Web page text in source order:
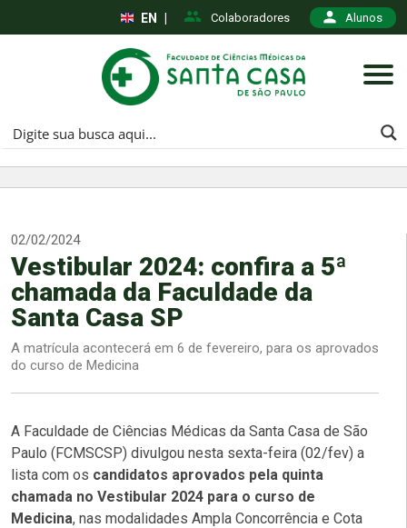
Colaboradores Alunos
EN
02/02/2024
Vestibular 2024: confira a 5ª
chamada da Faculdade da
Santa Casa SP
A matrícula acontecerá em 6 de fevereiro, para os aprovados
do curso de Medicina
A Faculdade de Ciências Médicas da Santa Casa de São
Paulo (FCMSCSP) divulgou nesta sexta-feira (02/fev) a
lista com os candidatos aprovados pela quinta
chamada no Vestibular 2024 para o curso de
Medicina, nas modalidades Ampla Concorrência e Cota